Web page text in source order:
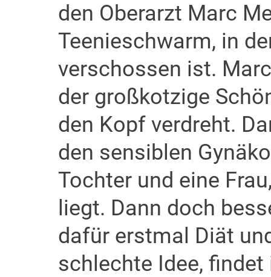
den Oberarzt Marc
Teenieschwarm, in
verschossen ist.
der großkotzige
den Kopf verdreht.
den sensiblen
Tochter und eine
liegt. Dann doch
dafür erstmal Diät
schlechte Idee,